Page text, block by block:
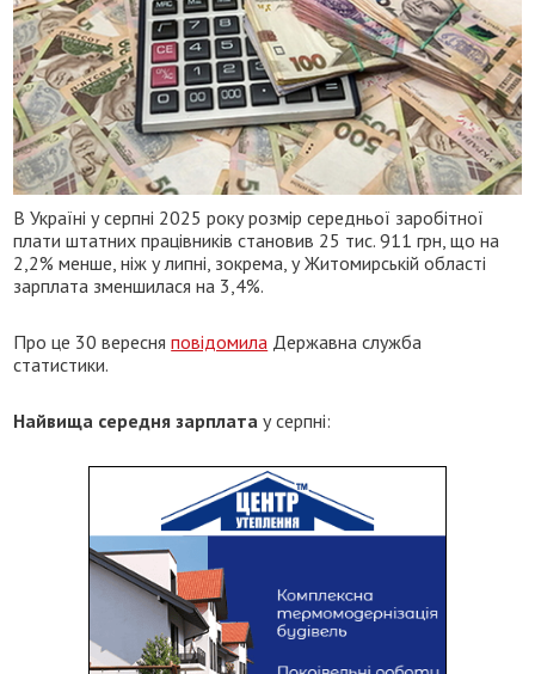
В Україні у серпні 2025 року розмір середньої заробітної
плати штатних працівників становив 25 тис. 911 грн, що на
2,2% менше, ніж у липні, зокрема, у Житомирській області
зарплата зменшилася на 3,4%.
Про це 30 вересняповідомила Державна служба
статистики.
Найвища середня зарплата у серпні: